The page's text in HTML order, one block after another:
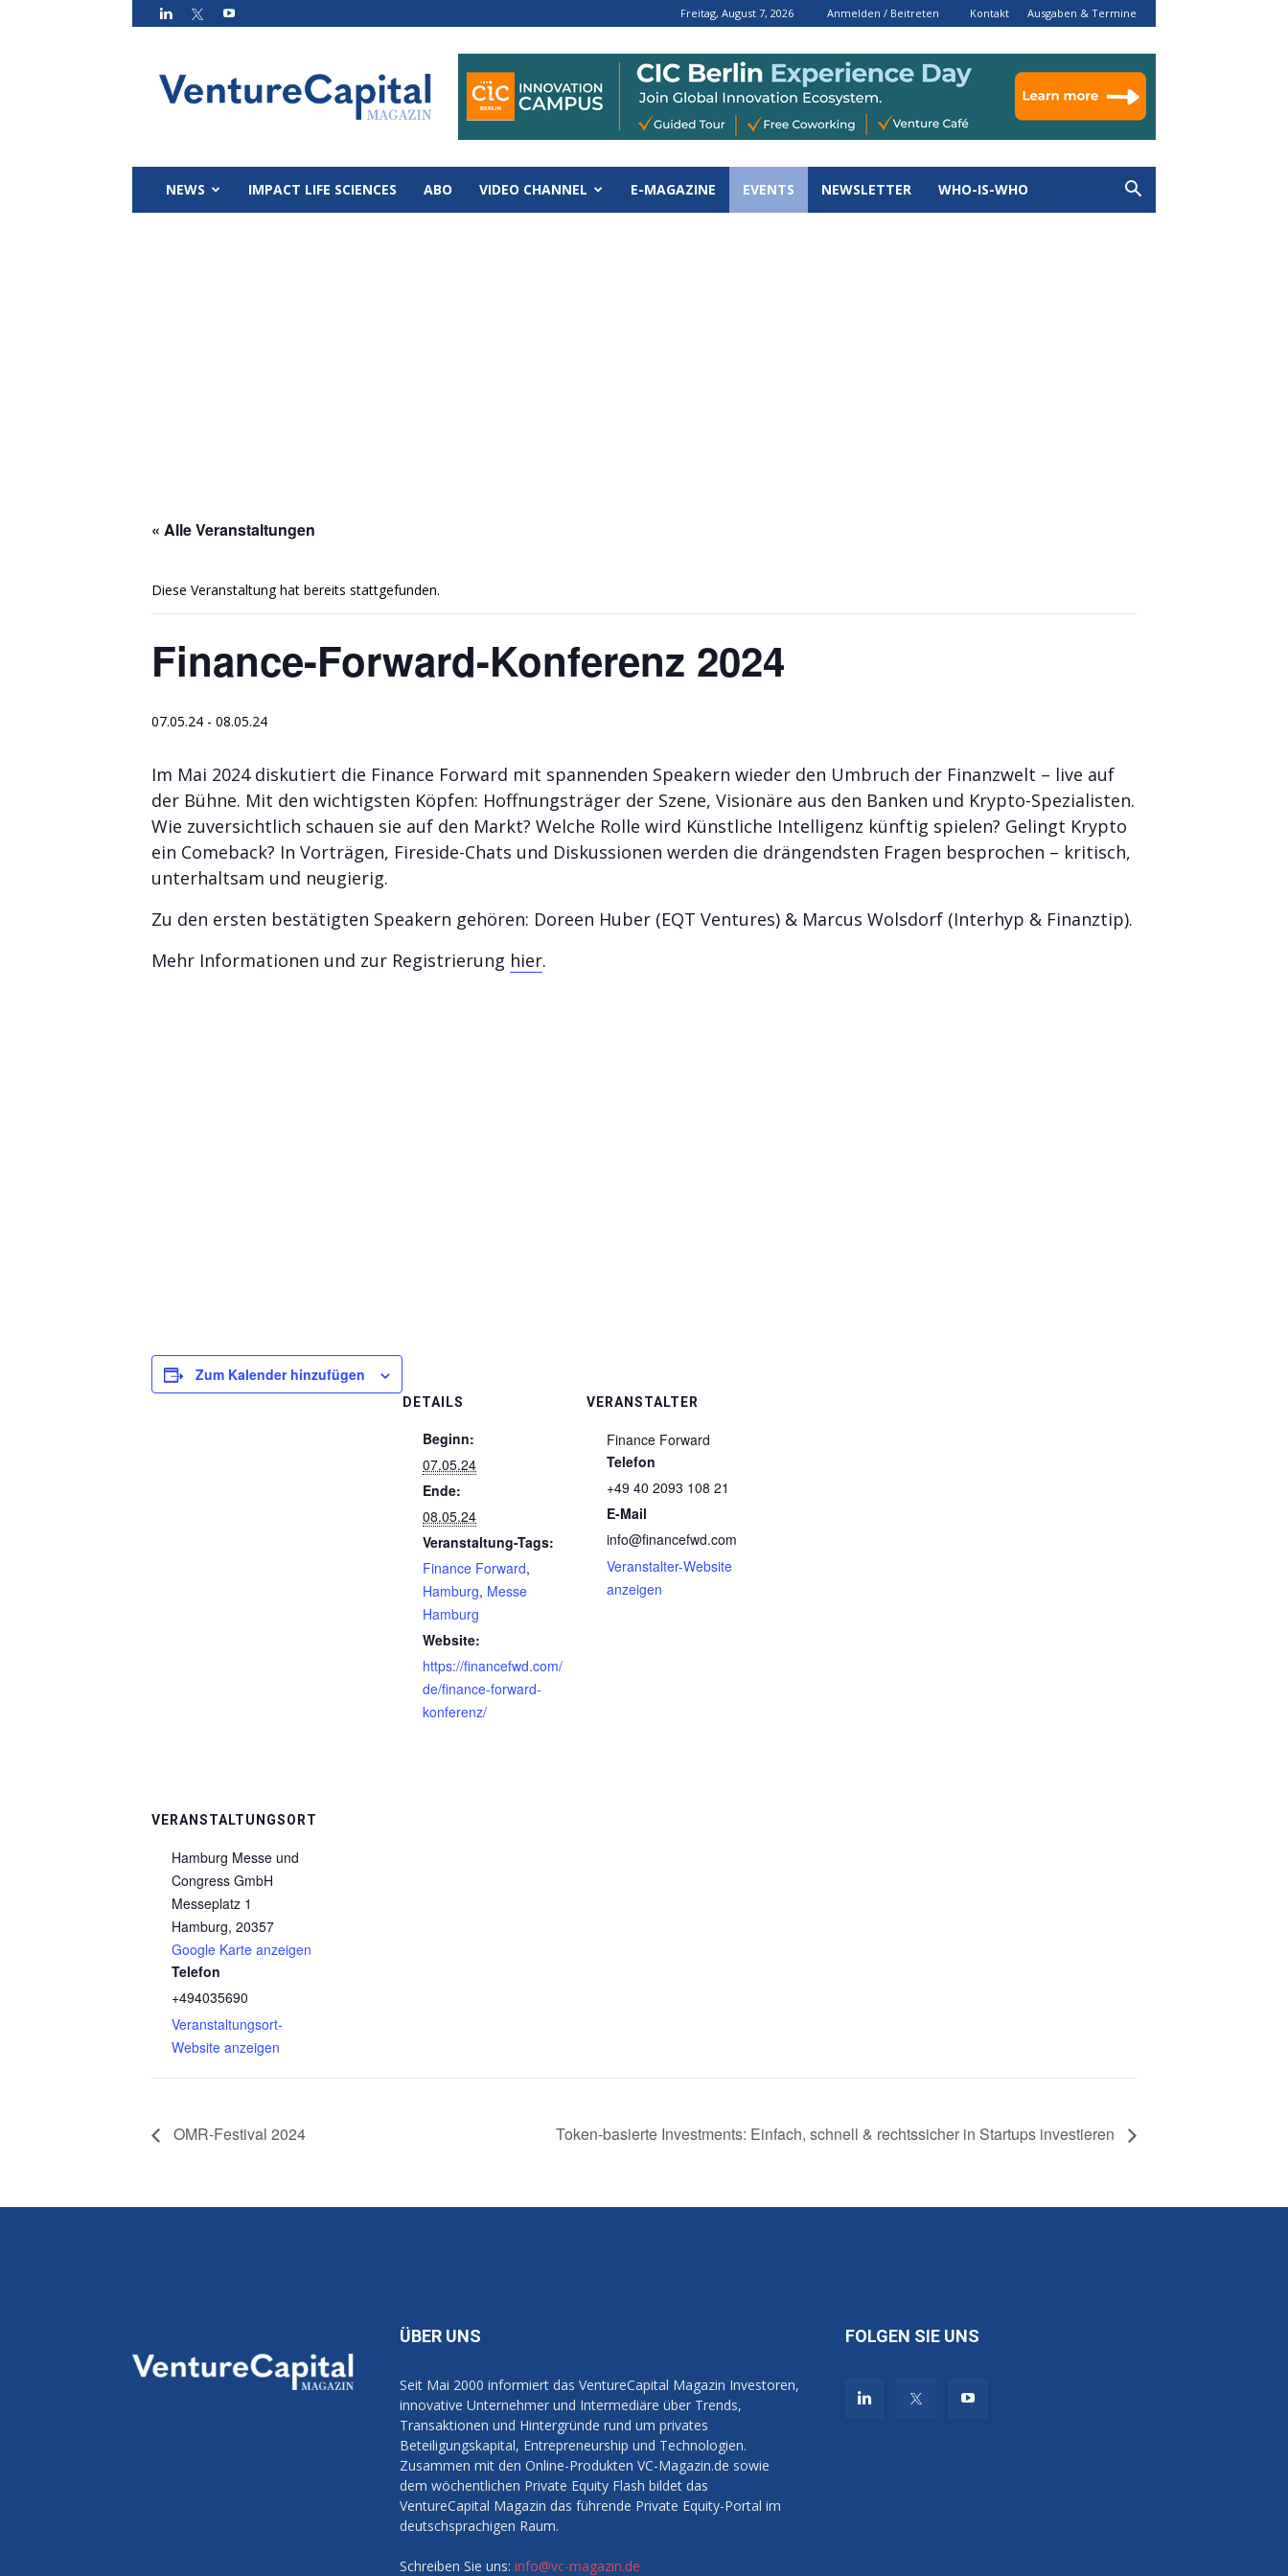
Freitag, August 7, 2026 Anmelden / Beitreten Kontakt Ausgaben & Termine
Magazin
NEWS IMPACT LIFE SCIENCES ABO VIDEO CHANNEL E-MAGAZINE EVENTS NEWSLETTER WHO-IS-WHO
« Alle Veranstaltungen
Diese Veranstaltung hat bereits stattgefunden.
Finance-Forward-Konferenz 2024
07.05.24 - 08.05.24
Im Mai 2024 diskutiert die Finance Forward mit spannenden Speakern wieder den Umbruch der Finanzwelt – live auf
der Bühne. Mit den wichtigsten Köpfen: Hoffnungsträger der Szene, Visionäre aus den Banken und Krypto-Spezialisten.
Wie zuversichtlich schauen sie auf den Markt? Welche Rolle wird Künstliche Intelligenz künftig spielen? Gelingt Krypto
ein Comeback? In Vorträgen, Fireside-Chats und Diskussionen werden die drängendsten Fragen besprochen – kritisch,
unterhaltsam und neugierig.
Zu den ersten bestätigten Speakern gehören: Doreen Huber (EQT Ventures) & Marcus Wolsdorf (Interhyp & Finanztip).
Mehr Informationen und zur Registrierung hier.
Zum Kalender hinzufügen
DETAILS
Beginn:
07.05.24
Ende:
08.05.24
Veranstaltung-Tags:
Finance Forward,
Hamburg, Messe
Hamburg
Website:
https://financefwd.com/
de/finance-forward-
konferenz/
VERANSTALTER
Finance Forward
Telefon
+49 40 2093 108 21
E-Mail
info@financefwd.com
Veranstalter-Website
anzeigen
VERANSTALTUNGSORT
Hamburg Messe und
Congress GmbH
Messeplatz 1
Hamburg, 20357
Google Karte anzeigen
Telefon
+494035690
Veranstaltungsort-
Website anzeigen
OMR-Festival 2024 Token-basierte Investments: Einfach, schnell & rechtssicher in Startups investieren
ÜBER UNS
Seit Mai 2000 informiert das VentureCapital Magazin Investoren,
innovative Unternehmer und Intermediäre über Trends,
Transaktionen und Hintergründe rund um privates
Beteiligungskapital, Entrepreneurship und Technologien.
Zusammen mit den Online-Produkten VC-Magazin.de sowie
dem wöchentlichen Private Equity Flash bildet das
VentureCapital Magazin das führende Private Equity-Portal im
deutschsprachigen Raum.
Schreiben Sie uns: info@vc-magazin.de
FOLGEN SIE UNS